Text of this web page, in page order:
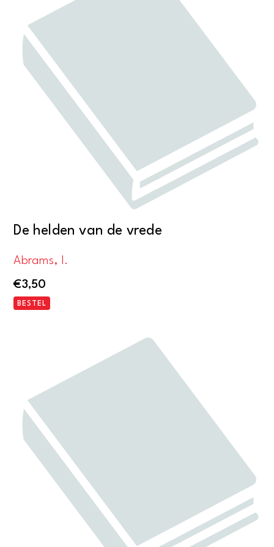
De helden van de vrede
Abrams, I.
€3,50
BESTEL